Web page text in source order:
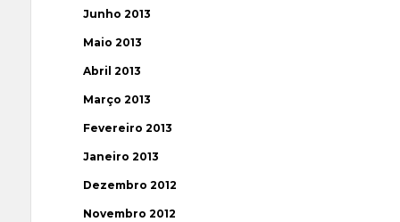
Junho 2013
Maio 2013
Abril 2013
Março 2013
Fevereiro 2013
Janeiro 2013
Dezembro 2012
Novembro 2012